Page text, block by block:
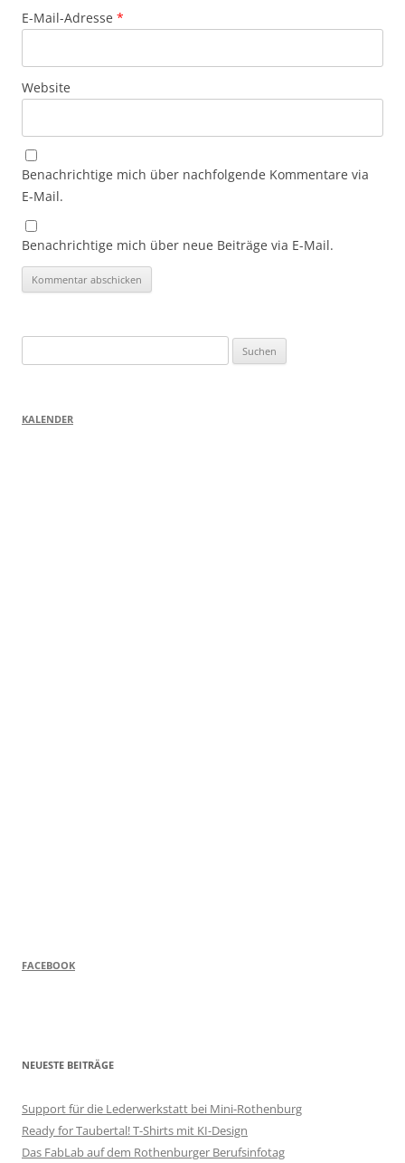
E-Mail-Adresse *
Website
Benachrichtige mich über nachfolgende Kommentare via
E-Mail.
Benachrichtige mich über neue Beiträge via E-Mail.
nach:
KALENDER
FACEBOOK
NEUESTE BEITRÄGE
Support für die Lederwerkstatt bei Mini-Rothenburg
Ready for Taubertal! T-Shirts mit KI-Design
Das FabLab auf dem Rothenburger Berufsinfotag